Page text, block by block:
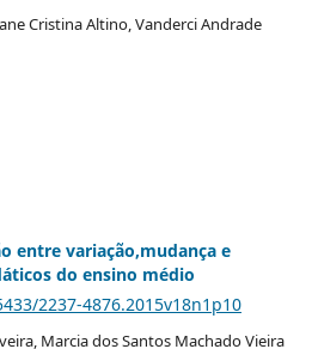
Cristina Altino, Vanderci Andrade
entre variação,mudança e
do ensino médio
2237-4876.2015v18n1p10
Marcia dos Santos Machado Vieira